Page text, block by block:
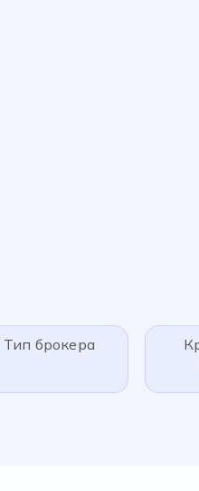
Тип брокера